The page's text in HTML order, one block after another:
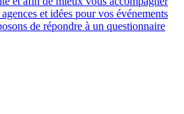
et idées pour vos événements
de répondre à un questionnaire